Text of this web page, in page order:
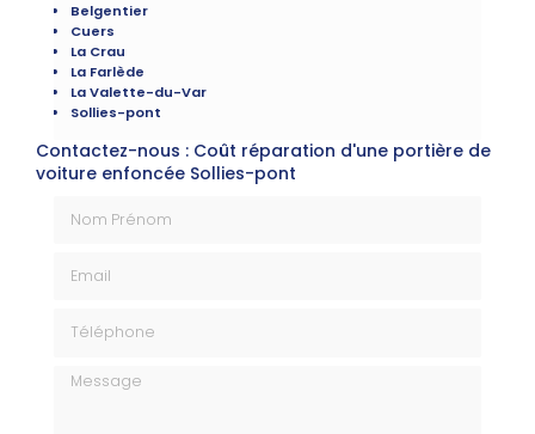
Belgentier
Cuers
La Crau
La Farlède
La Valette-du-Var
Sollies-pont
Contactez-nous : Coût réparation d'une portière de
voiture enfoncée Sollies-pont
Message